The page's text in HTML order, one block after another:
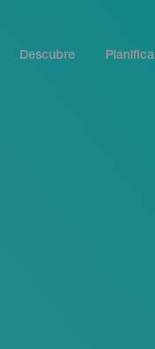
Descubre Planifica